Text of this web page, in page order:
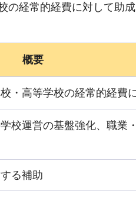
の経常的経費に対して助
概要
・高等学校の経常的経費
校運営の基盤強化、職業
る補助